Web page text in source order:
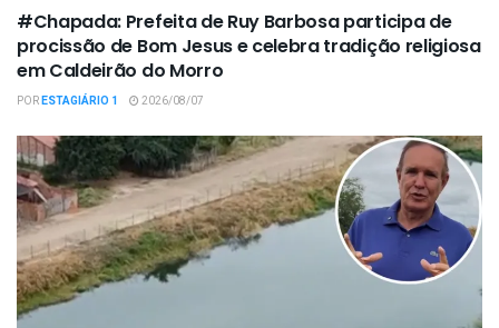
#Chapada: Prefeita de Ruy Barbosa participa de
procissão de Bom Jesus e celebra tradição religiosa
em Caldeirão do Morro
PORESTAGIÁRIO 1 2026/08/07